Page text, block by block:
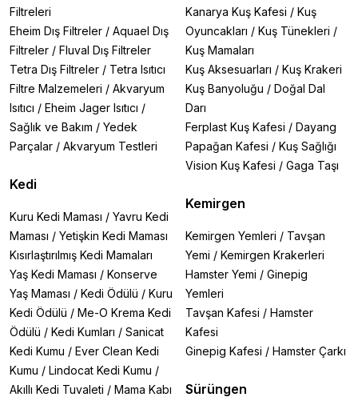
Filtreleri
Eheim Dış Filtreler / Aquael Dış
Filtreler / Fluval Dış Filtreler
Tetra Dış Filtreler / Tetra Isıtıcı
Filtre Malzemeleri / Akvaryum
Isıtıcı / Eheim Jager Isıtıcı /
Sağlık ve Bakım / Yedek
Parçalar / Akvaryum Testleri
Kedi
Kuru Kedi Maması / Yavru Kedi
Maması / Yetişkin Kedi Maması
Kısırlaştırılmış Kedi Mamaları
Yaş Kedi Maması / Konserve
Yaş Maması / Kedi Ödülü / Kuru
Kedi Ödülü / Me-O Krema Kedi
Ödülü / Kedi Kumları / Sanicat
Kedi Kumu / Ever Clean Kedi
Kumu / Lindocat Kedi Kumu /
Akıllı Kedi Tuvaleti / Mama Kabı
Kanarya Kuş Kafesi / Kuş
Oyuncakları / Kuş Tünekleri /
Kuş Mamaları
Kuş Aksesuarları / Kuş Krakeri
Kuş Banyoluğu / Doğal Dal
Darı
Ferplast Kuş Kafesi / Dayang
Papağan Kafesi / Kuş Sağlığı
Vision Kuş Kafesi / Gaga Taşı
Kemirgen
Kemirgen Yemleri / Tavşan
Yemi / Kemirgen Krakerleri
Hamster Yemi / Ginepig
Yemleri
Tavşan Kafesi / Hamster
Kafesi
Ginepig Kafesi / Hamster Çarkı
Sürüngen